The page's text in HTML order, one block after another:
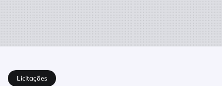
Home Licitações
Licitações